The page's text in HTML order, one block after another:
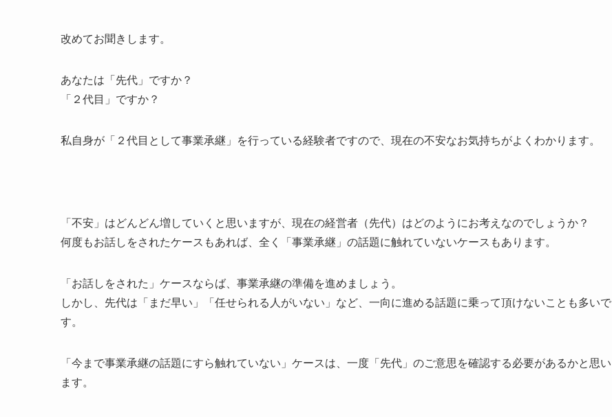
改めてお聞きします。
あなたは「先代」ですか？
「２代目」ですか？
私自身が「２代目として事業承継」を行っている経験者ですので、現在の不安なお気持ちがよくわかります。
「不安」はどんどん増していくと思いますが、現在の経営者（先代）はどのようにお考えなのでしょうか？
何度もお話しをされたケースもあれば、全く「事業承継」の話題に触れていないケースもあります。
「お話しをされた」ケースならば、事業承継の準備を進めましょう。
しかし、先代は「まだ早い」「任せられる人がいない」など、一向に進める話題に乗って頂けないことも多いで
す。
「今まで事業承継の話題にすら触れていない」ケースは、一度「先代」のご意思を確認する必要があるかと思い
ます。